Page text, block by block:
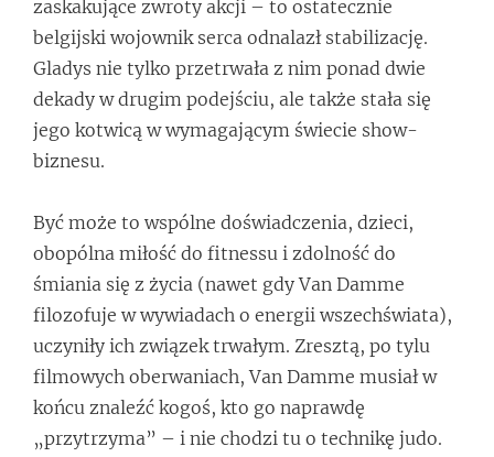
zaskakujące zwroty akcji – to ostatecznie
belgijski wojownik serca odnalazł stabilizację.
Gladys nie tylko przetrwała z nim ponad dwie
dekady w drugim podejściu, ale także stała się
jego kotwicą w wymagającym świecie show-
biznesu.
Być może to wspólne doświadczenia, dzieci,
obopólna miłość do fitnessu i zdolność do
śmiania się z życia (nawet gdy Van Damme
filozofuje w wywiadach o energii wszechświata),
uczyniły ich związek trwałym. Zresztą, po tylu
filmowych oberwaniach, Van Damme musiał w
końcu znaleźć kogoś, kto go naprawdę
„przytrzyma” – i nie chodzi tu o technikę judo.